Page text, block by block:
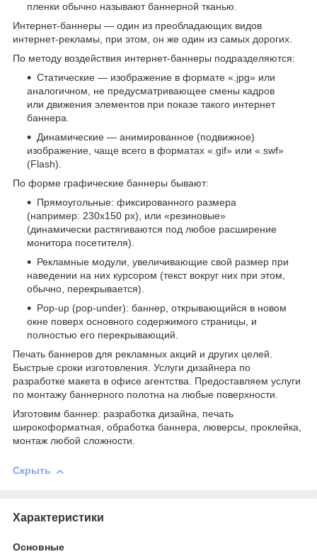
пленки обычно называют баннерной тканью.
Интернет-баннеры — один из преобладающих видов
интернет-рекламы, при этом, он же один из самых дорогих.
По методу воздействия интернет-баннеры подразделяются:
Статические — изображение в формате «.jpg» или
аналогичном, не предусматривающее смены кадров
или движения элементов при показе такого интернет
баннера.
Динамические — анимированное (подвижное)
изображение, чаще всего в форматах «.gif» или «.swf»
(Flash).
По форме графические баннеры бывают:
Прямоугольные: фиксированного размера
(например: 230х150 px), или «резиновые»
(динамически растягиваются под любое расширение
монитора посетителя).
Рекламные модули, увеличивающие свой размер при
наведении на них курсором (текст вокруг них при этом,
обычно, перекрывается).
Pop-up (pop-under): баннер, открывающийся в новом
окне поверх основного содержимого страницы, и
полностью его перекрывающий.
Печать баннеров для рекламных акций и других целей.
Быстрые сроки изготовления. Услуги дизайнера по
разработке макета в офисе агентства. Предоставляем услуги
по монтажу баннерного полотна на любые поверхности.
Изготовим баннер: разработка дизайна, печать
широкоформатная, обработка баннера, люверсы, проклейка,
монтаж любой сложности.
Скрыть
Характеристики
Основные